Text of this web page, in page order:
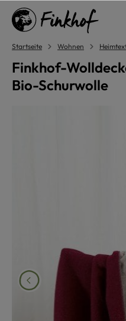
springen
Startseite Wohnen
Finkhof-
Bio-Schurwolle